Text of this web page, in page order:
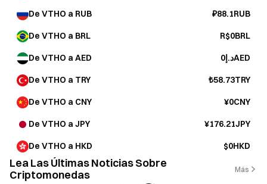
De VTHO a RUB ₽88.1RUB
De VTHO a BRL R$0BRL
De VTHO a AED د.إ0AED
De VTHO a TRY ₺58.73TRY
De VTHO a CNY ¥0CNY
De VTHO a JPY ¥176.21JPY
De VTHO a HKD $0HKD
Lea Las Últimas Noticias Sobre
Criptomonedas
Más